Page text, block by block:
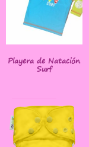
Playera de Natación
Surf